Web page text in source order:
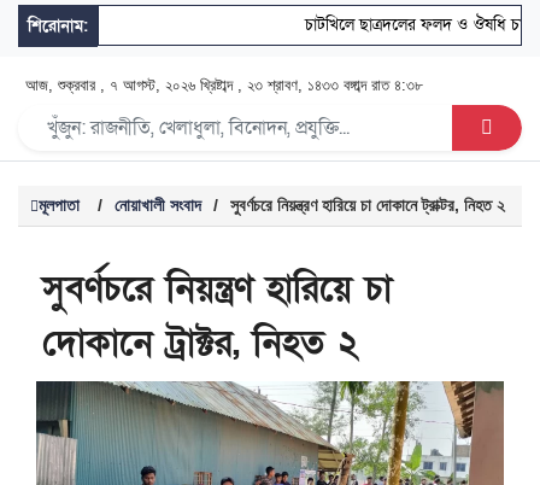
শিরোনাম: চাটখিলে ছাত্রদলের ফলদ ও ঔষধি চারা
আজ, শুক্রবার , ৭ আগস্ট, ২০২৬ খ্রিষ্টাব্দ , ২৩ শ্রাবণ, ১৪৩৩ বঙ্গাব্দ রাত ৪:৩৮
মূলপাতা / নোয়াখালী সংবাদ / সুবর্ণচরে নিয়ন্ত্রণ হারিয়ে চা দোকানে ট্রাক্টর, নিহত ২
সুবর্ণচরে নিয়ন্ত্রণ হারিয়ে চা
দোকানে ট্রাক্টর, নিহত ২